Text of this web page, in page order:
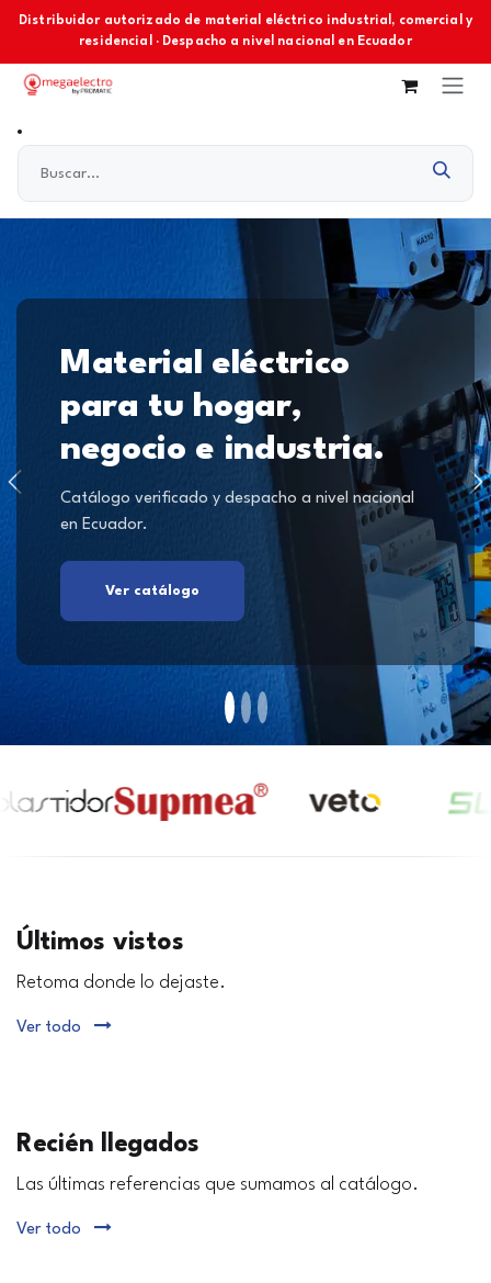
Ir al contenido
Distribuidor autorizado de material eléctrico industrial, comercial y
residencial · Despacho a nivel nacional en Ecuador
Material eléctrico
para tu hogar,
negocio e industria.
Catálogo verificado y despacho a nivel nacional
en Ecuador.
Ver catálogo
Últimos vistos
Retoma donde lo dejaste.
Ver todo
Recién llegados
Las últimas referencias que sumamos al catálogo.
Ver todo